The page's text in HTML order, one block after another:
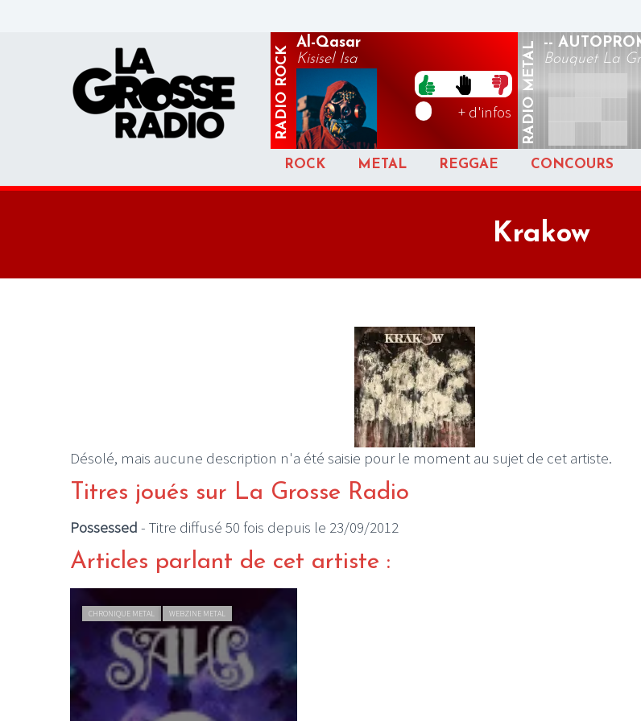
RADIO
ROCK
Al-Qasar
Kisisel Isa
+ d'infos RADIO
METAL --
Bouquet La
ROCK METAL REGGAE CONCOURS
Krakow
Désolé, mais aucune description n'a été saisie pour le moment au sujet de cet artiste.
Titres joués sur La Grosse Radio
Possessed - Titre diffusé 50 fois depuis le 23/09/2012
Articles parlant de cet artiste :
CHRONIQUE METAL WEBZINE METAL